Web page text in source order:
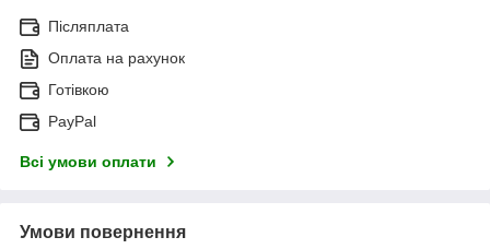
Післяплата
Оплата на рахунок
Готівкою
PayPal
Всі умови оплати
Умови повернення